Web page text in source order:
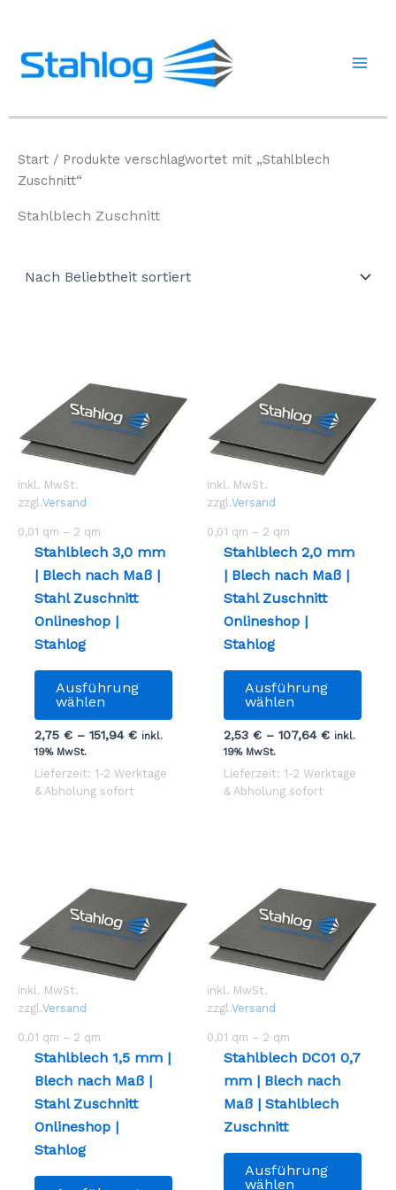
springen
Start / Produkte verschlagwortet mit „Stahlblech
Zuschnitt“
Stahlblech Zuschnitt
inkl. MwSt.
zzgl.Versand
0,01 qm – 2 qm
Stahlblech 3,0 mm
| Blech nach Maß |
Stahl Zuschnitt
Onlineshop |
Stahlog
Ausführung
wählen
Dieses
weist
mehrere
Varianten
der
Produktseite
gewählt
2,75€ –151,94€ inkl.
19% MwSt.
Lieferzeit: 1-2 Werktage
& Abholung sofort
inkl. MwSt.
zzgl.Versand
0,01 qm – 2 qm
Stahlblech 2,0 mm
| Blech nach Maß |
Stahl Zuschnitt
Onlineshop |
Stahlog
Ausführung
wählen
weist
der
2,53€ –107,64€ inkl.
19% MwSt.
Lieferzeit: 1-2 Werktage
& Abholung sofort
inkl. MwSt.
zzgl.Versand
0,01 qm – 2 qm
Stahlblech 1,5 mm |
Blech nach Maß |
Stahl Zuschnitt
Onlineshop |
Stahlog
Dieses
inkl. MwSt.
zzgl.Versand
0,01 qm – 2 qm
Stahlblech DC01 0,7
mm | Blech nach
Maß | Stahlblech
Zuschnitt
Ausführung
wählen